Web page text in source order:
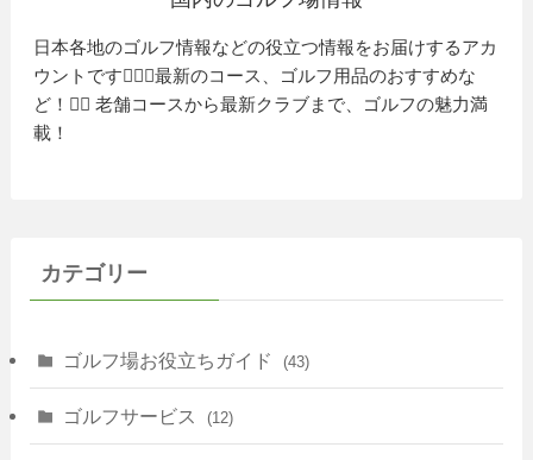
日本各地のゴルフ情報などの役立つ情報をお届けするアカ
ウントです🏌️‍♂️⛳️最新のコース、ゴルフ用品のおすすめな
ど！🏌️‍♀️ 老舗コースから最新クラブまで、ゴルフの魅力満
載！
カテゴリー
ゴルフ場お役立ちガイド (43)
ゴルフサービス (12)